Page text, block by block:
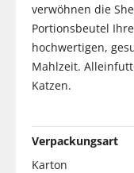
verwöhnen die
Portionsbeutel
hochwertigen,
Mahlzeit.
Katzen.
Verpackungsart
Karton